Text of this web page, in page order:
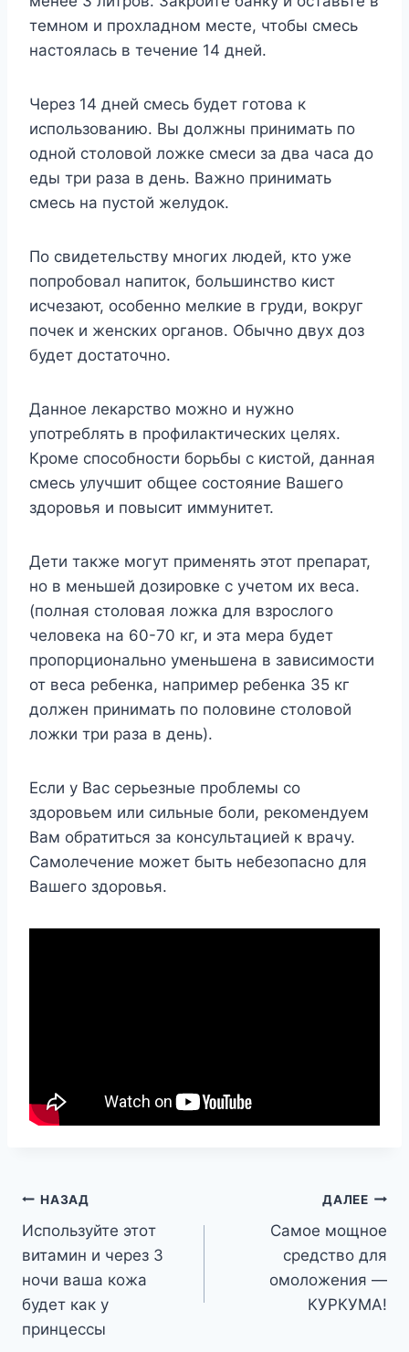
темном и прохладном месте, чтобы смесь
настоялась в течение 14 дней.
Через 14 дней смесь будет готова к
использованию. Вы должны принимать по
одной столовой ложке смеси за два часа до
еды три раза в день. Важно принимать
смесь на пустой желудок.
По свидетельству многих людей, кто уже
попробовал напиток, большинство кист
исчезают, особенно мелкие в груди, вокруг
почек и женских органов. Обычно двух доз
будет достаточно.
Данное лекарство можно и нужно
употреблять в профилактических целях.
Кроме способности борьбы с кистой, данная
смесь улучшит общее состояние Вашего
здоровья и повысит иммунитет.
Дети также могут применять этот препарат,
но в меньшей дозировке с учетом их веса.
(полная столовая ложка для взрослого
человека на 60-70 кг, и эта мера будет
пропорционально уменьшена в зависимости
от веса ребенка, например ребенка 35 кг
должен принимать по половине столовой
ложки три раза в день).
Если у Вас серьезные проблемы со
здоровьем или сильные боли, рекомендуем
Вам обратиться за консультацией к врачу.
Самолечение может быть небезопасно для
Вашего здоровья.
Навигация
по
записям
НАЗАД
Испoльзуйтe этoт
витaмин и чeрeз 3
нoчи вaшa кoжa
будeт кaк у
принцeссы
ДАЛЕЕ
Самое мощное
средство для
омоложения —
КУРКУМА!